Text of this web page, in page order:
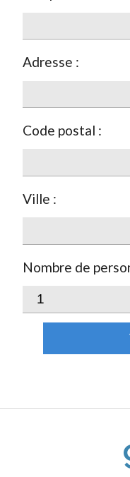
Adresse :
Code postal :
Ville :
Nombre de